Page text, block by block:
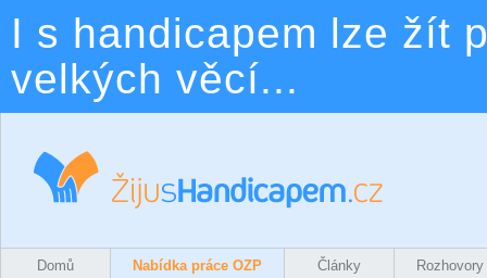
I s handicapem lze žít
velkých věcí...
Domů Nabídka práce OZP Články Rozhovory